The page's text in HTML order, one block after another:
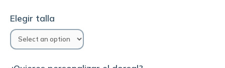
Elegir talla